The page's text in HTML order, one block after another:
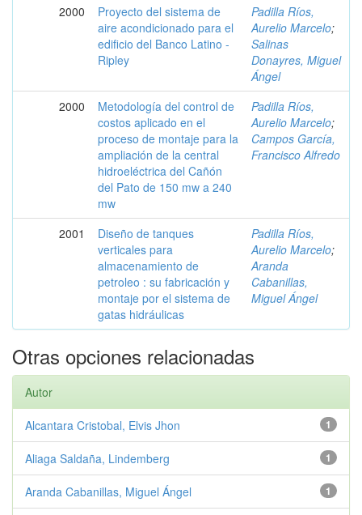
2000
Proyecto del sistema de
aire acondicionado para el
edificio del Banco Latino -
Ripley
Padilla Ríos,
Aurelio Marcelo;
Salinas
Donayres, Miguel
Ángel
2000
Metodología del control de
costos aplicado en el
proceso de montaje para la
ampliación de la central
hidroeléctrica del Cañón
del Pato de 150 mw a 240
mw
Padilla Ríos,
Aurelio Marcelo;
Campos García,
Francisco Alfredo
2001
Diseño de tanques
verticales para
almacenamiento de
petroleo : su fabricación y
montaje por el sistema de
gatas hidráulicas
Padilla Ríos,
Aurelio Marcelo;
Aranda
Cabanillas,
Miguel Ángel
Otras opciones relacionadas
Autor
1
Alcantara Cristobal, Elvis Jhon
1
Aliaga Saldaña, Lindemberg
1
Aranda Cabanillas, Miguel Ángel